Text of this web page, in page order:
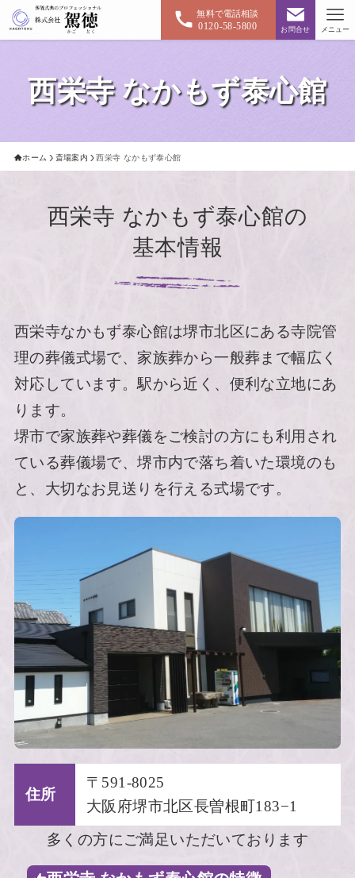
無料で電話相談
0120-58-5800 お問合せ メニュー
西栄寺 なかもず泰心館
ホーム 斎場案内 西栄寺 なかもず泰心館
西栄寺 なかもず泰心館の
基本情報
西栄寺なかもず泰心館は堺市北区にある寺院管
理の葬儀式場で、家族葬から一般葬まで幅広く
対応しています。駅から近く、便利な立地にあ
ります。
堺市で家族葬や葬儀をご検討の方にも利用され
ている葬儀場で、堺市内で落ち着いた環境のも
と、大切なお見送りを行える式場です。
住所
〒591-8025
大阪府堺市北区長曽根町183−1
多くの方にご満足いただいております